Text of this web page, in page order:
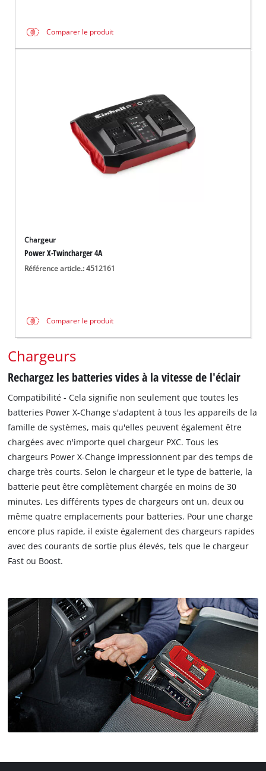
Comparer le produit
Chargeur
Power X-Twincharger 4A
Référence article.: 4512161
Comparer le produit
Chargeurs
Rechargez les batteries vides à la vitesse de l'éclair
Compatibilité - Cela signifie non seulement que toutes les
batteries Power X-Change s'adaptent à tous les appareils de la
famille de systèmes, mais qu'elles peuvent également être
chargées avec n'importe quel chargeur PXC. Tous les
chargeurs Power X-Change impressionnent par des temps de
charge très courts. Selon le chargeur et le type de batterie, la
batterie peut être complètement chargée en moins de 30
minutes. Les différents types de chargeurs ont un, deux ou
même quatre emplacements pour batteries. Pour une charge
encore plus rapide, il existe également des chargeurs rapides
avec des courants de sortie plus élevés, tels que le chargeur
Fast ou Boost.